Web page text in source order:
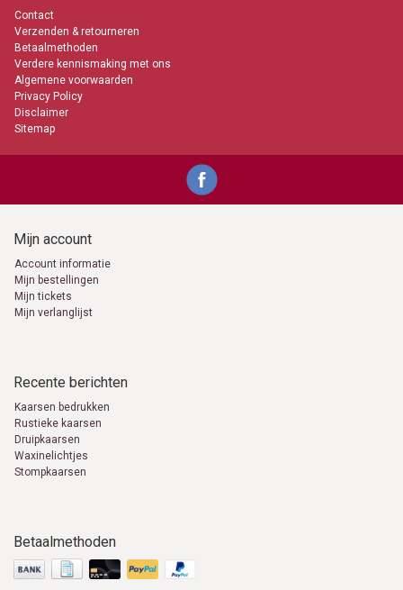
Contact
Verzenden & retourneren
Betaalmethoden
Verdere kennismaking met ons
Algemene voorwaarden
Privacy Policy
Disclaimer
Sitemap
Mijn account
Account informatie
Mijn bestellingen
Mijn tickets
Mijn verlanglijst
Recente berichten
Kaarsen bedrukken
Rustieke kaarsen
Druipkaarsen
Waxinelichtjes
Stompkaarsen
Betaalmethoden